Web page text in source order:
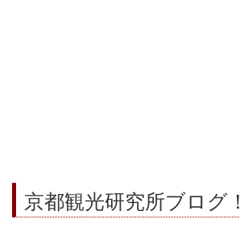
京都観光研究所ブログ！